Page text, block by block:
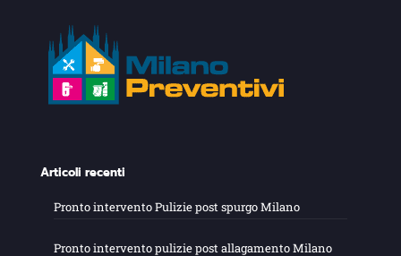
Articoli recenti
Pronto intervento Pulizie post spurgo Milano
Pronto intervento pulizie post allagamento Milano